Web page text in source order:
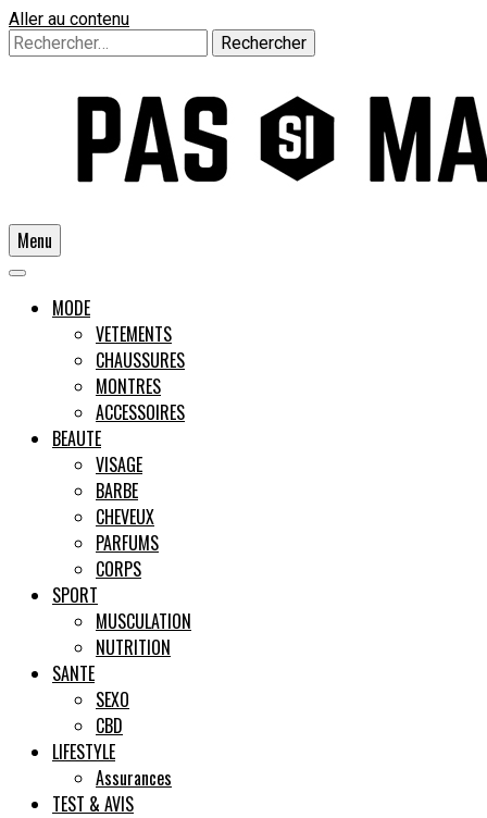
Aller au contenu
Rechercher :
Pas si
Male
Un guide pour l'homme moderne
Menu
MODE
VETEMENTS
CHAUSSURES
MONTRES
ACCESSOIRES
BEAUTE
VISAGE
BARBE
CHEVEUX
PARFUMS
CORPS
SPORT
MUSCULATION
NUTRITION
SANTE
SEXO
CBD
LIFESTYLE
Assurances
TEST & AVIS